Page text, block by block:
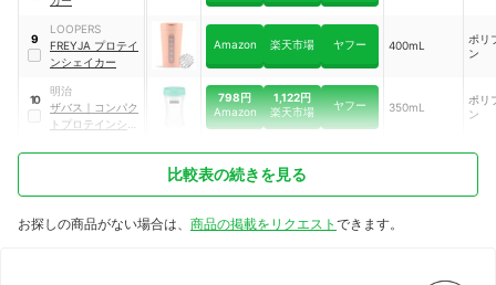
9
LOOPERS
FREYJA プロテイ
ンシェイカー
Amazon 楽天市場 ヤフー 400mL
ポリ
ン
10
明治
ザバス ｜ コンパク
トプロテインシェ
798円
Amazon
1,122円
楽天市場
ヤフー 350mL
ポリ
ン
比較表の続きを見る
お探しの商品がない場合は、 商品の掲載をリクエスト できます。